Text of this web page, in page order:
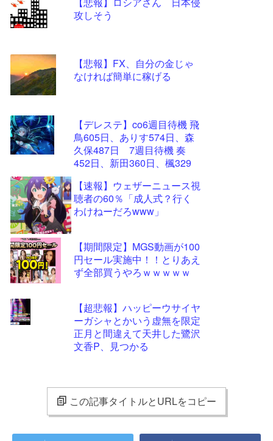
攻しそう
【悲報】FX、自分の金じゃ
なければ簡単に稼げる
【デレステ】co6週目待機 飛
鳥605日、ありす574日、森
久保487日 7週目待機 奏
452日、新田360日、楓329
【速報】ウェザーニュース視
聴者の60％「成人式？行く
わけねーだろwww」
【期間限定】MGS動画が100
円セール実施中！！とりあえ
ず全部買うやろｗｗｗｗｗ
【超悲報】ハッピーウサイヤ
ーガシャとかいう虚無を限定
正月と間違えて天井した鷺沢
文香P、見つかる
この記事タイトルとURLをコピー